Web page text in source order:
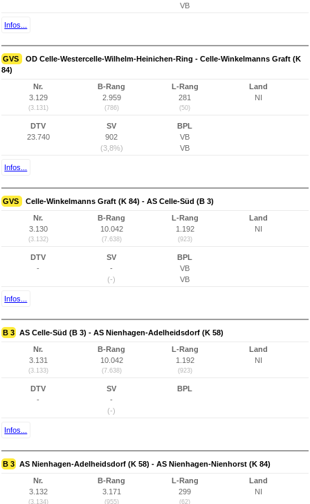
VB
Infos...
GVS
OD Celle-Westercelle-Wilhelm-Heinichen-Ring - Celle-Winkelmanns Graft (K
84)
Nr.
3.129
(3.131)
B-Rang
2.959
(786)
L-Rang
281
(50)
Land
NI
DTV
23.740
SV
902
(3,8%)
BPL
VB
VB
Infos...
GVS Celle-Winkelmanns Graft (K 84) - AS Celle-Süd (B 3)
Nr.
3.130
(3.132)
B-Rang
10.042
(7.638)
L-Rang
1.192
(923)
Land
NI
DTV
-
SV
-
(-)
BPL
VB
VB
Infos...
B 3 AS Celle-Süd (B 3) - AS Nienhagen-Adelheidsdorf (K 58)
Nr.
3.131
(3.133)
B-Rang
10.042
(7.638)
L-Rang
1.192
(923)
Land
NI
DTV
-
SV
-
(-)
BPL
Infos...
B 3 AS Nienhagen-Adelheidsdorf (K 58) - AS Nienhagen-Nienhorst (K 84)
Nr.
3.132
(3.134)
B-Rang
3.171
(955)
L-Rang
299
(62)
Land
NI